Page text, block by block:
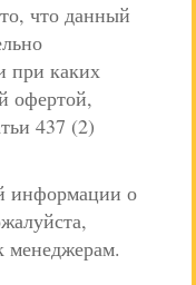
что данный
при каких
офертой,
437 (2)
информации о
менеджерам.